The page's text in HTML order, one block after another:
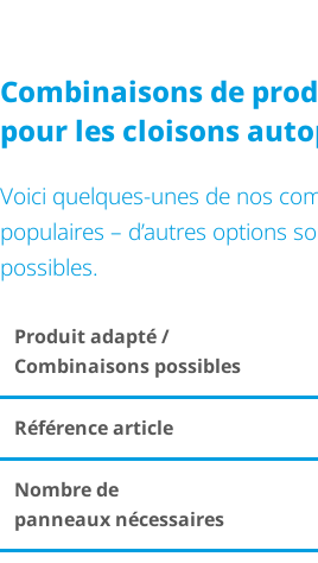
Combinaisons de
pour les cloisons
Voici quelques-unes de nos
populaires – d’autres options
possibles.
Produit adapté /
Combinaisons possibles
Référence article
Nombre de
panneaux nécessaires